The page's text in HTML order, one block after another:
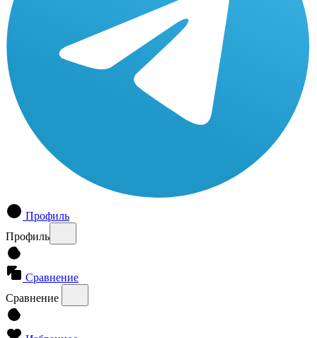
Профиль
Профиль
Сравнение
Сравнение